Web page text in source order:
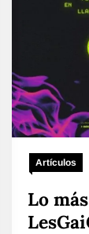
Artículos
Lo